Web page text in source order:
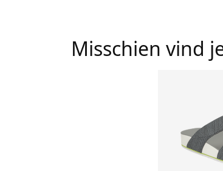
Misschien vind